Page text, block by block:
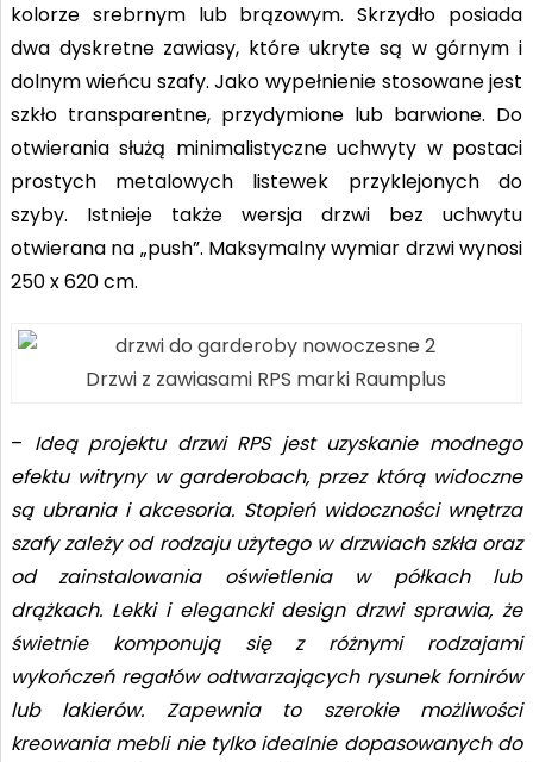
kolorze srebrnym lub brązowym. Skrzydło posiada
dwa dyskretne zawiasy, które ukryte są w górnym i
dolnym wieńcu szafy. Jako wypełnienie stosowane jest
szkło transparentne, przydymione lub barwione. Do
otwierania służą minimalistyczne uchwyty w postaci
prostych metalowych listewek przyklejonych do
szyby. Istnieje także wersja drzwi bez uchwytu
otwierana na „push”. Maksymalny wymiar drzwi wynosi
250 x 620 cm.
Drzwi z zawiasami RPS marki Raumplus
– Ideą projektu drzwi RPS jest uzyskanie modnego
efektu witryny w garderobach, przez którą widoczne
są ubrania i akcesoria. Stopień widoczności wnętrza
szafy zależy od rodzaju użytego w drzwiach szkła oraz
od zainstalowania oświetlenia w półkach lub
drążkach. Lekki i elegancki design drzwi sprawia, że
świetnie komponują się z różnymi rodzajami
wykończeń regałów odtwarzających rysunek fornirów
lub lakierów. Zapewnia to szerokie możliwości
kreowania mebli nie tylko idealnie dopasowanych do